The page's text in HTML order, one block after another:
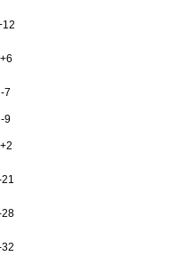
+6
-7
-9
+2
21
28
32